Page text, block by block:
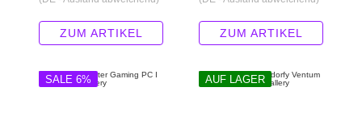
ZUM ARTIKEL ZUM ARTIKEL
SALE 6% AUF LAGER